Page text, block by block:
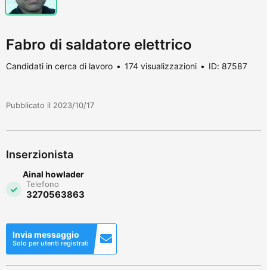
Fabro di saldatore elettrico
Candidati in cerca di lavoro 174 visualizzazioni ID: 87587
Pubblicato il 2023/10/17
Inserzionista
Ainal howlader
Telefono
3270563863
Invia messaggio
Solo per utenti registrati